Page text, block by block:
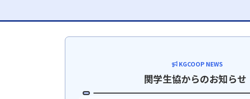
KGCOOP NEWS
関学生協からのお知らせ